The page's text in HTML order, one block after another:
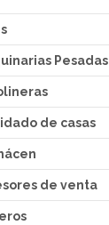
Pesadas
de casas
de venta